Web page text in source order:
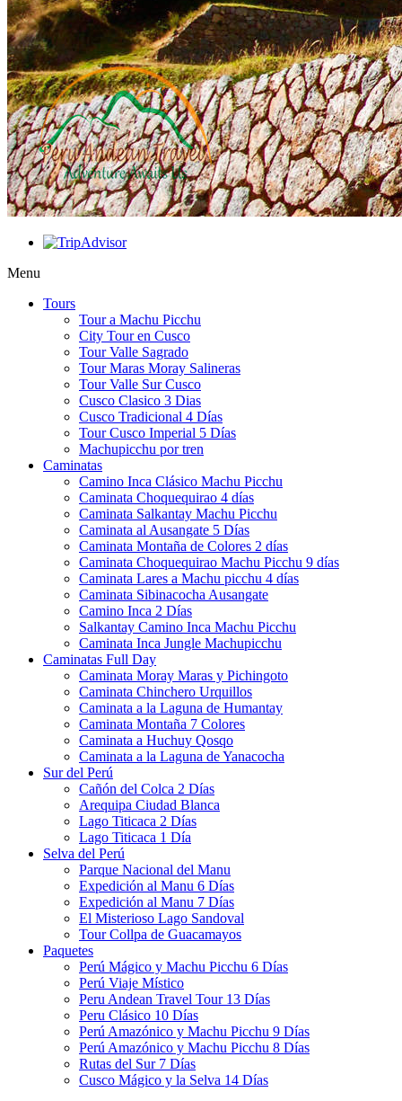
Menu
Tours
Tour a Machu Picchu
City Tour en Cusco
Tour Valle Sagrado
Tour Maras Moray Salineras
Tour Valle Sur Cusco
Cusco Clasico 3 Dias
Cusco Tradicional 4 Días
Tour Cusco Imperial 5 Días
Machupicchu por tren
Caminatas
Camino Inca Clásico Machu Picchu
Caminata Choquequirao 4 días
Caminata Salkantay Machu Picchu
Caminata al Ausangate 5 Días
Caminata Montaña de Colores 2 días
Caminata Choquequirao Machu Picchu 9 días
Caminata Lares a Machu picchu 4 días
Caminata Sibinacocha Ausangate
Camino Inca 2 Días
Salkantay Camino Inca Machu Picchu
Caminata Inca Jungle Machupicchu
Caminatas Full Day
Caminata Moray Maras y Pichingoto
Caminata Chinchero Urquillos
Caminata a la Laguna de Humantay
Caminata Montaña 7 Colores
Caminata a Huchuy Qosqo
Caminata a la Laguna de Yanacocha
Sur del Perú
Cañón del Colca 2 Días
Arequipa Ciudad Blanca
Lago Titicaca 2 Días
Lago Titicaca 1 Día
Selva del Perú
Parque Nacional del Manu
Expedición al Manu 6 Días
Expedición al Manu 7 Días
El Misterioso Lago Sandoval
Tour Collpa de Guacamayos
Paquetes
Perú Mágico y Machu Picchu 6 Días
Perú Viaje Místico
Peru Andean Travel Tour 13 Días
Peru Clásico 10 Días
Perú Amazónico y Machu Picchu 9 Días
Perú Amazónico y Machu Picchu 8 Días
Rutas del Sur 7 Días
Cusco Mágico y la Selva 14 Días